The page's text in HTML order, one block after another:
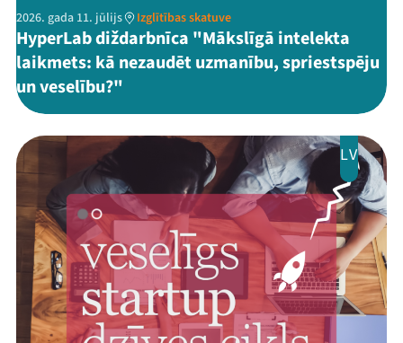
2026. gada 11. jūlijs Izglītības skatuve
HyperLab diždarbnīca "Mākslīgā intelekta
laikmets: kā nezaudēt uzmanību, spriestspēju
un veselību?"
LV